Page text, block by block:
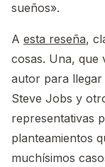
sueños».
A esta reseña,
cosas. Una, que
autor para
Steve Jobs y
representativas
planteamientos
muchísimos